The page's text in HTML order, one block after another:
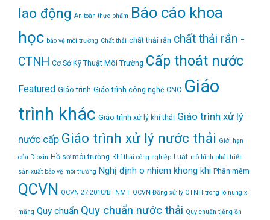
lao động An toàn thực phẩm Báo cáo khoa
học bảo vệ môi trường Chất thải chất thải rắn chất thải rắn -
CTNH Cơ Sở Kỹ Thuật Môi Trường Cấp thoát nước
Featured Giáo trình Giáo trình công nghệ CNC Giáo
trình khác Giáo trình xử lý khí thải Giáo trình xử lý
nước cấp Giáo trình xử lý nước thải Giới hạn
của Dioxin Hồ sơ môi trường Khí thải công nghiệp Luật mô hình phát triển
sản xuất bảo vệ môi trường Nghị định o nhiem khong khi Phần mềm
QCVN QCVN 27:2010/BTNMT QCVN Đồng xử lý CTNH trong lò nung xi
măng Quy chuẩn Quy chuẩn nước thải Quy chuẩn tiếng ồn